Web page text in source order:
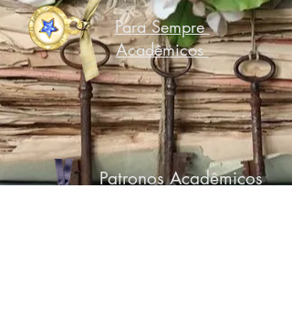
Para Sempre
Acadêmicos
Patronos Acadêmicos